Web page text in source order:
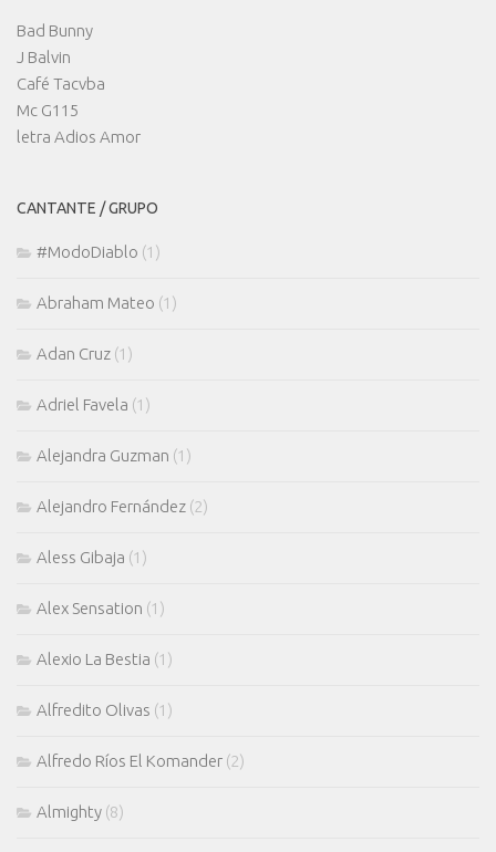
Bad Bunny
J Balvin
Café Tacvba
Mc G115
letra Adios Amor
CANTANTE / GRUPO
#ModoDiablo (1)
Abraham Mateo (1)
Adan Cruz (1)
Adriel Favela (1)
Alejandra Guzman (1)
Alejandro Fernández (2)
Aless Gibaja (1)
Alex Sensation (1)
Alexio La Bestia (1)
Alfredito Olivas (1)
Alfredo Ríos El Komander (2)
Almighty (8)